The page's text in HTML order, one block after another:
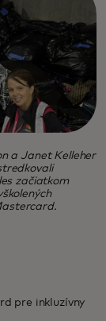
a Janet Kelleher
začiatkom
pre inkluzívny